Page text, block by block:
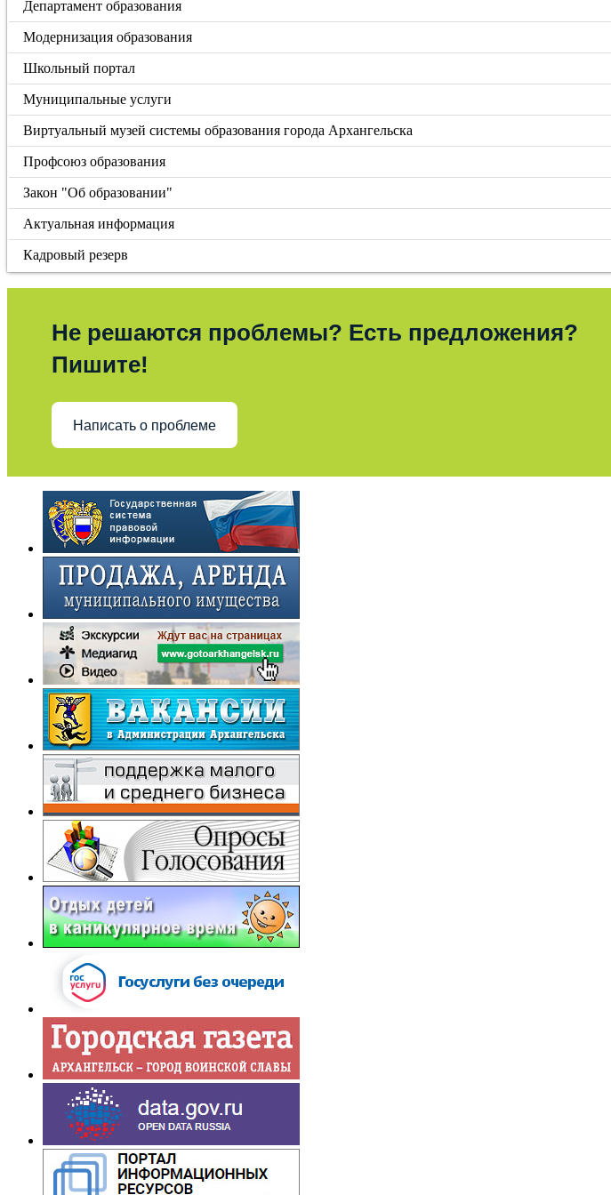
Департамент образования
Модернизация образования
Школьный портал
Муниципальные услуги
Виртуальный музей системы образования города Архангельска
Профсоюз образования
Закон "Об образовании"
Актуальная информация
Кадровый резерв
Не решаются проблемы? Есть предложения?
Пишите!
Написать о проблеме